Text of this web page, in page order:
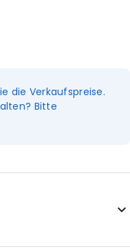
die Verkaufspreise.
Bitte